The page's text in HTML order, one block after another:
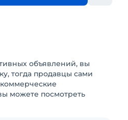
объявлений, вы
тогда продавцы сами
коммерческие
можете посмотреть